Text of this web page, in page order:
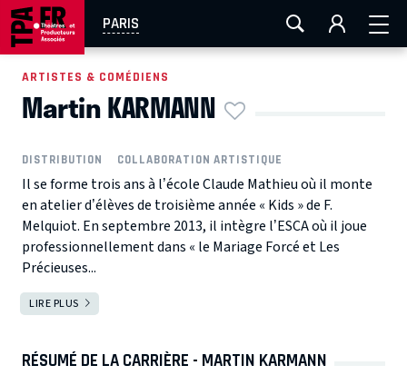
PARIS
AIX-MARSEILLE LA ROCHELLE
EN TOURNÉE
ARTISTES & COMÉDIENS
Martin KARMANN
DISTRIBUTION COLLABORATION ARTISTIQUE
Il se forme trois ans à l’école Claude Mathieu où il monte
en atelier d’élèves de troisième année « Kids » de F.
Melquiot. En septembre 2013, il intègre l’ESCA où il joue
professionnellement dans « le Mariage Forcé et Les
Précieuses...
LIRE PLUS
RÉSUMÉ DE LA CARRIÈRE - MARTIN KARMANN